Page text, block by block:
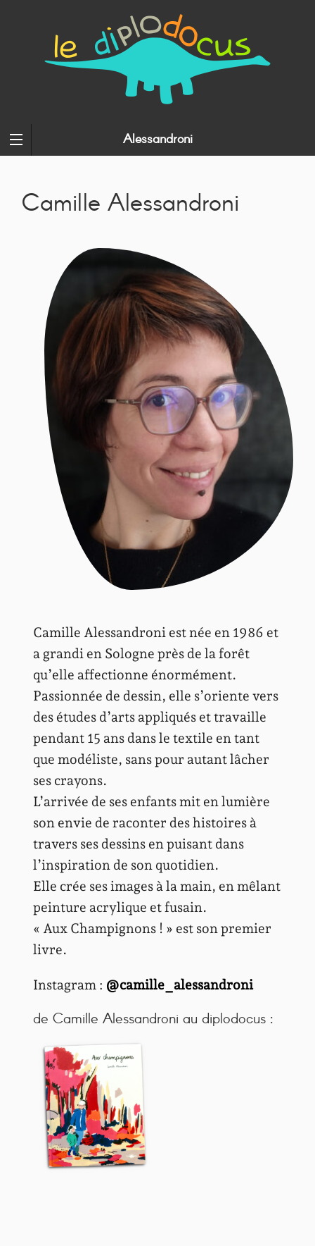
Alessandroni
Camille Alessandroni
Camille Alessandroni est née en 1986 et
a grandi en Sologne près de la forêt
qu’elle affectionne énormément.
Passionnée de dessin, elle s’oriente vers
des études d’arts appliqués et travaille
pendant 15 ans dans le textile en tant
que modéliste, sans pour autant lâcher
ses crayons.
L’arrivée de ses enfants mit en lumière
son envie de raconter des histoires à
travers ses dessins en puisant dans
l’inspiration de son quotidien.
Elle crée ses images à la main, en mêlant
peinture acrylique et fusain.
« Aux Champignons ! » est son premier
livre.
Instagram : @camille_alessandroni
de Camille Alessandroni au diplodocus :